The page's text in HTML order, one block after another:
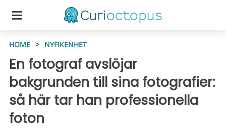
HOME > NYFIKENHET
En fotograf avslöjar
bakgrunden till sina fotografier:
så här tar han professionella
foton